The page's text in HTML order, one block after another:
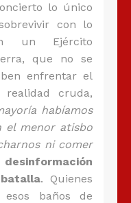
lo único
con lo
un Ejército
que no se
enfrentar el
cruda,
habíamos
el menor atisbo
ni comer
. Quienes
baños de